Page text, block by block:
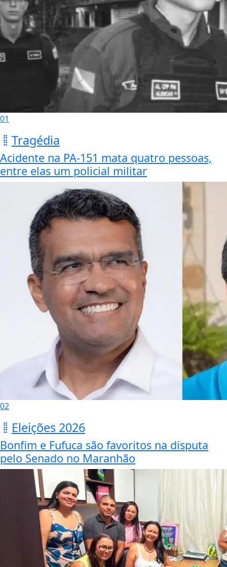
01
Tragédia
Acidente na PA-151 mata quatro pessoas,
entre elas um policial militar
02
Eleições 2026
Bonfim e Fufuca são favoritos na disputa
pelo Senado no Maranhão